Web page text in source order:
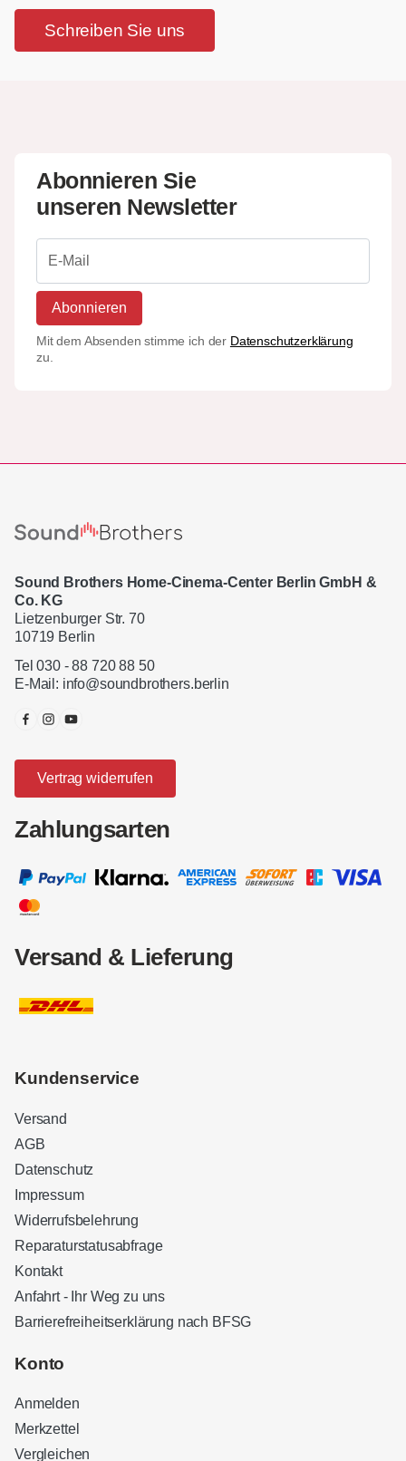
Schreiben Sie uns
Abonnieren Sie
unseren Newsletter
Abonnieren
Mit dem Absenden stimme ich der Datenschutzerklärung
zu.
Sound Brothers Home-Cinema-Center Berlin GmbH &
Co. KG
Lietzenburger Str. 70
10719 Berlin
Tel 030 - 88 720 88 50
E-Mail: info@soundbrothers.berlin
Vertrag widerrufen
Zahlungsarten
Versand & Lieferung
Kundenservice
Versand
AGB
Datenschutz
Impressum
Widerrufsbelehrung
Reparaturstatusabfrage
Kontakt
Anfahrt - Ihr Weg zu uns
Barrierefreiheitserklärung nach BFSG
Konto
Anmelden
Merkzettel
Vergleichen
Kundenbewertungen und Erfahrungen zu